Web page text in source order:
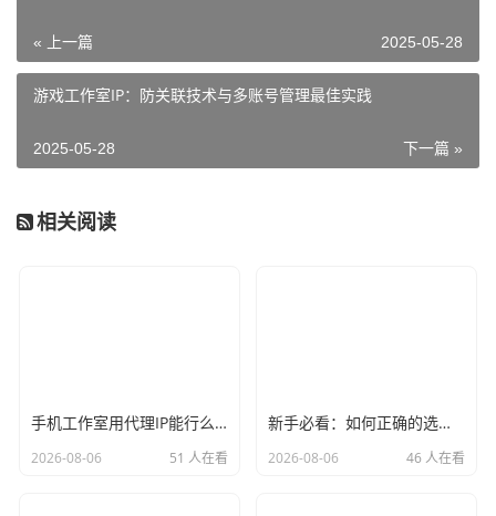
« 上一篇 2025-05-28
游戏工作室IP：防关联技术与多账号管理最佳实践
下一篇 »
2025-05-28
相关阅读
手机工作室用代理IP能行么？过来人的经验告诉你答案
2026-08-06 51 人在看
新手必看：如何正确的选择代理ip软件，别再交智商税了
2026-08-06 46 人在看